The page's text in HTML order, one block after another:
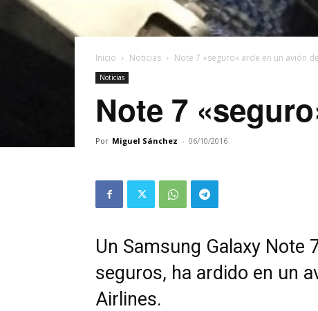
Inicio Noticias Note 7 «seguro» arde en un avión
Noticias
Note 7
Por Miguel Sánchez - 06/10/2016
Un Samsung Galaxy Note
seguros, ha ardido en un
Airlines.